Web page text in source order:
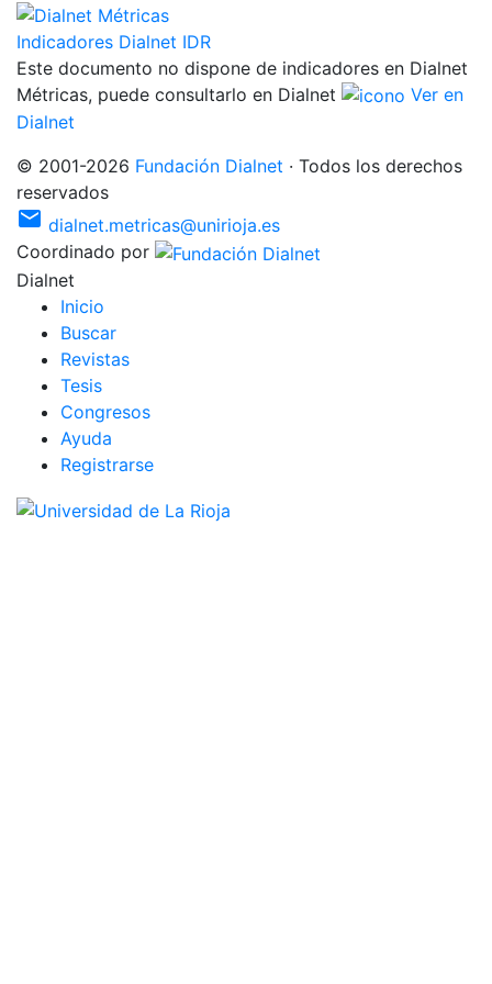
Indicadores Dialnet IDR
Este documento no dispone de indicadores en Dialnet
Métricas, puede consultarlo en Dialnet
Ver en
Dialnet
© 2001-2026 Fundación Dialnet · Todos los derechos
reservados
mail dialnet.metricas@unirioja.es
Coordinado por
Dialnet
Inicio
Buscar
Revistas
Tesis
Congresos
Ayuda
Registrarse